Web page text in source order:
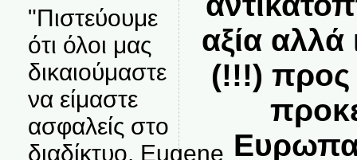
"Πιστεύουμε
ότι όλοι μας
δικαιούμαστε
να είμαστε
ασφαλείς στο
διαδίκτυο. Eugene
αξία
(!!!) προς